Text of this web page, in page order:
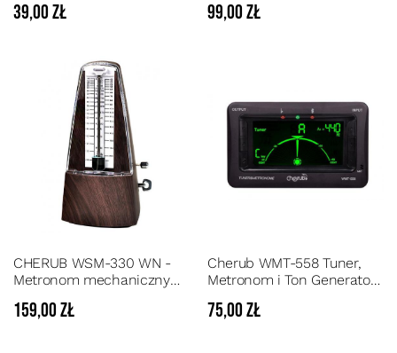
39,00 zł
pulpitu na nuty
99,00 zł
CHERUB WSM-330 WN -
Metronom mechaniczny
orzecha z dzwonkiem
159,00 zł
Cherub WMT-558 Tuner,
Metronom i Ton Generator
75,00 zł